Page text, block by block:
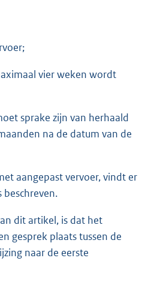
vier weken wordt
sprake zijn van herhaald
na de datum van de
aangepast vervoer, vindt er
dit artikel, is dat het
gesprek plaats tussen de
naar de eerste